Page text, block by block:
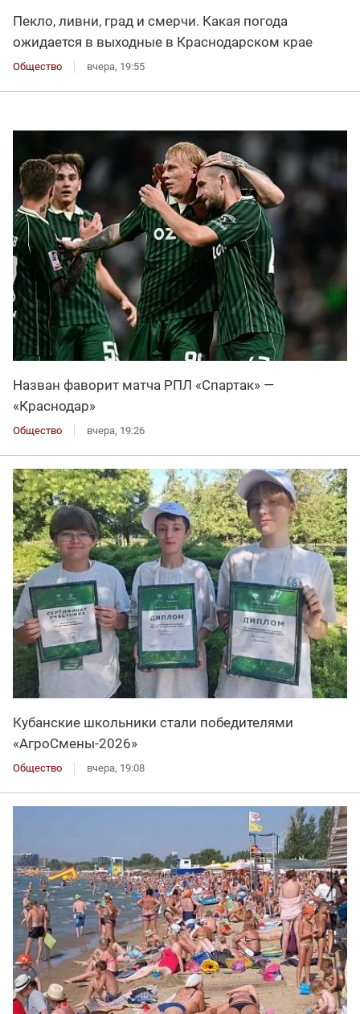
Пекло, ливни, град и смерчи. Какая погода
ожидается в выходные в Краснодарском крае
Общество вчера, 19:55
Назван фаворит матча РПЛ «Спартак» —
«Краснодар»
Общество вчера, 19:26
Кубанские школьники стали победителями
«АгроСмены-2026»
Общество вчера, 19:08